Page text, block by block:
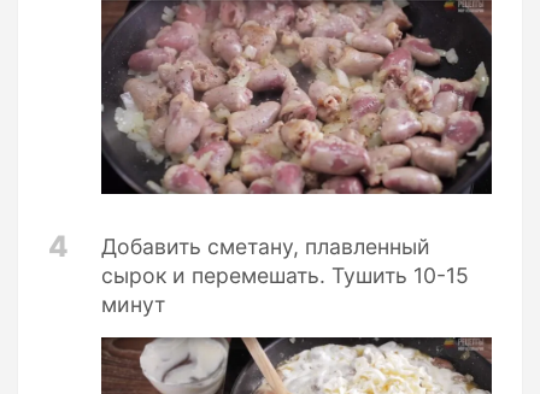
4
Добавить сметану, плавленный
сырок и перемешать. Тушить 10-15
минут